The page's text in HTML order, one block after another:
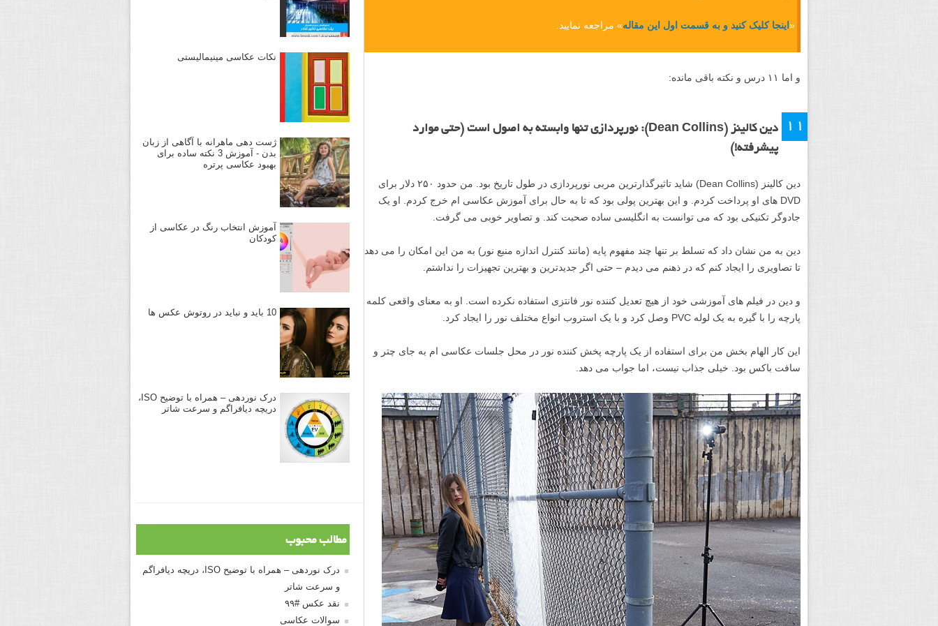
« اینجا کلیک کنید و به قسمت اول این مقاله» مراجعه نمایید.
و اما ۱۱ درس و نکته باقی مانده:
۱۱
دین کالینز (Dean Collins): نورپردازی تنها وابسته به اصول است (حتی موارد
پیشرفته!)
دین کالینز (Dean Collins) شاید تاثیرگذارترین مربی نورپردازی در طول تاریخ بود. من حدود ۲۵۰ دلار برای
DVD های او پرداخت کردم. و این بهترین پولی بود که تا به حال برای آموزش عکاسی ام خرج کردم. او یک
جادوگر تکنیکی بود که می توانست به انگلیسی ساده صحبت کند. و تصاویر خوبی می گرفت.
دین به من نشان داد که تسلط بر تنها چند مفهوم پایه (مانند کنترل اندازه منبع نور) به من این امکان را می دهد
تا تصاویری را ایجاد کنم که در ذهنم می دیدم – حتی اگر جدیدترین و بهترین تجهیزات را نداشتم.
و دین در فیلم های آموزشی خود از هیچ تعدیل کننده نور فانتزی استفاده نکرده است. او به معنای واقعی کلمه
پارچه را با گیره به یک لوله PVC وصل کرد و با یک استروب انواع مختلف نور را ایجاد کرد.
این کار الهام بخش من برای استفاده از یک پارچه پخش کننده نور در محل جلسات عکاسی ام به جای چتر و
سافت باکس بود. خیلی جذاب نیست، اما جواب می دهد.
نکات عکاسی مینیمالیستی
ژست دهی ماهرانه با آگاهی از زبان
بدن - آموزش 3 نکته ساده برای
بهبود عکاسی پرتره
آموزش انتخاب رنگ در عکاسی از
کودکان
10 باید و نباید در روتوش عکس ها
درک نوردهی – همراه با توضیح ISO،
دریچه دیافراگم و سرعت شاتر
مطالب محبوب
درک نوردهی – همراه با توضیح ISO، دریچه دیافراگم
و سرعت شاتر
نقد عکس #۹۹
سوالات عکاسی